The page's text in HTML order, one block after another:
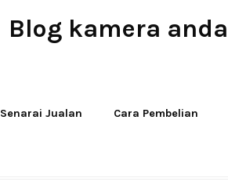
Blog kamera
Senarai Jualan Cara Pembelian